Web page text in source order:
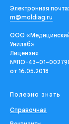
Электронная почта:
m@moldiag.ru
ООО
Унилаб»
Лицензия
№ЛО-
от 16.05.2018
Полезно знать
Справочная